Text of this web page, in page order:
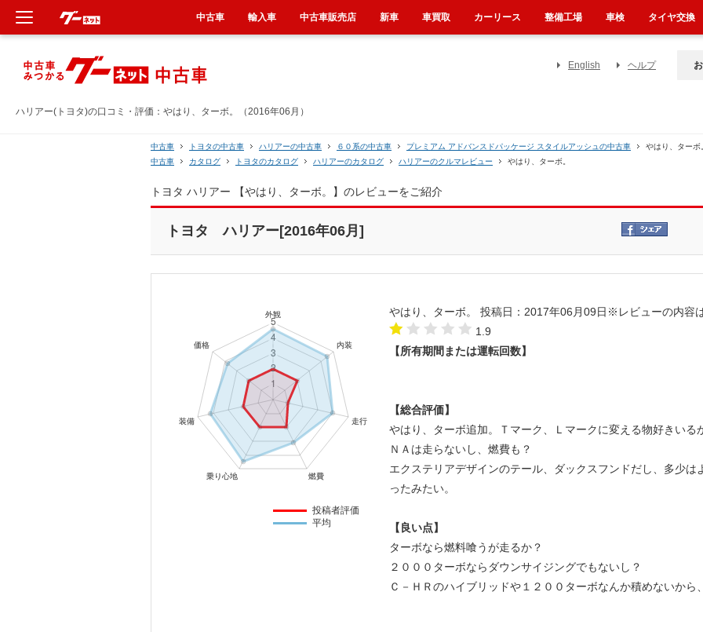
ハリアー(トヨタ)の口コミ・評価：やはり、ターボ。（2016年06月）
English ヘルプ
中古車 トヨタの中古車 ハリアーの中古車 ６０系の中古車 プレミアム アドバンスドパッケージ スタイルアッシュの中古車
やはり、ターボ
中古車
カタログ トヨタのカタログ ハリアーのカタログ ハリアーのクルマレビュー やはり、ターボ。
トヨタ ハリアー 【やはり、ターボ。】のレビューをご紹介
トヨタ ハリアー[2016年06月]
投稿者評価
平均
やはり、ターボ。 投稿日：2017年06月09日 ※レビューの内容
1.9
【所有期間または運転回数】
【総合評価】
やはり、ターボ追加。Ｔマーク、Ｌマークに変える物好きいる
ＮＡは走らないし、燃費も？
エクステリアデザインのテール、ダックスフンドだし、多少
ったみたい。
【良い点】
ターボなら燃料喰うが走るか？
２０００ターボならダウンサイジングでもないし？
Ｃ－ＨＲのハイブリッドや１２００ターボなんか積めないから
中古車 輸入車 中古車販売店 新車 車買取 カーリース 整備工場 車検 タイヤ交換
新車
中古車